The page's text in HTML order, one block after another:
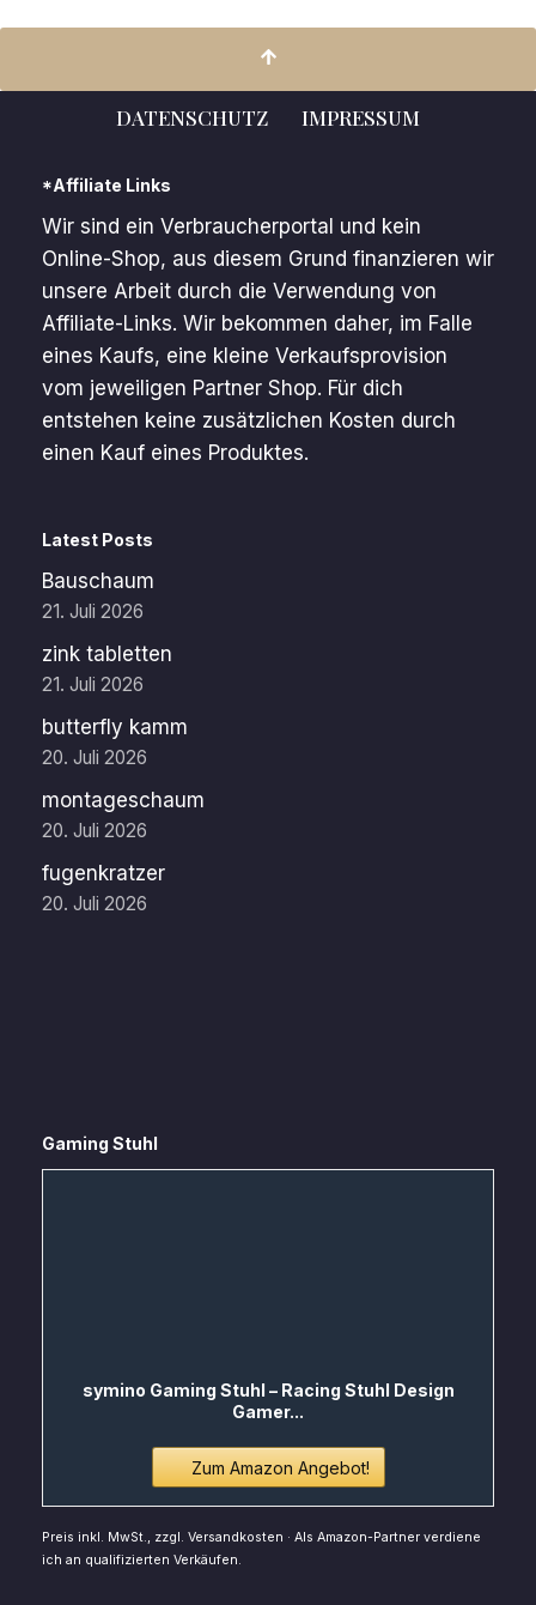
DATENSCHUTZ IMPRESSUM
*Affiliate Links
Wir sind ein Verbraucherportal und kein
Online-Shop, aus diesem Grund finanzieren wir
unsere Arbeit durch die Verwendung von
Affiliate-Links. Wir bekommen daher, im Falle
eines Kaufs, eine kleine Verkaufsprovision
vom jeweiligen Partner Shop. Für dich
entstehen keine zusätzlichen Kosten durch
einen Kauf eines Produktes.
Latest Posts
Bauschaum
21. Juli 2026
zink tabletten
21. Juli 2026
butterfly kamm
20. Juli 2026
montageschaum
20. Juli 2026
fugenkratzer
20. Juli 2026
Gaming Stuhl
symino Gaming Stuhl – Racing Stuhl Design
Gamer...
Zum Amazon Angebot!
Preis inkl. MwSt., zzgl. Versandkosten · Als Amazon-Partner verdiene
ich an qualifizierten Verkäufen.